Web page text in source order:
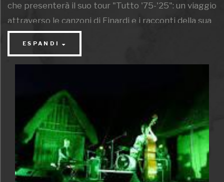
che presenterà il suo tour "Tutto '75-'25": un viaggio
attraverso le canzoni di Finardi e i racconti della sua
carriera per celebrare i suoi 50 anni di carriera.
Francesco Camin.
In caso di maltempo il concerto si terrà al Centro
Polifunzionale di Locca (Concei).
ESPANDI